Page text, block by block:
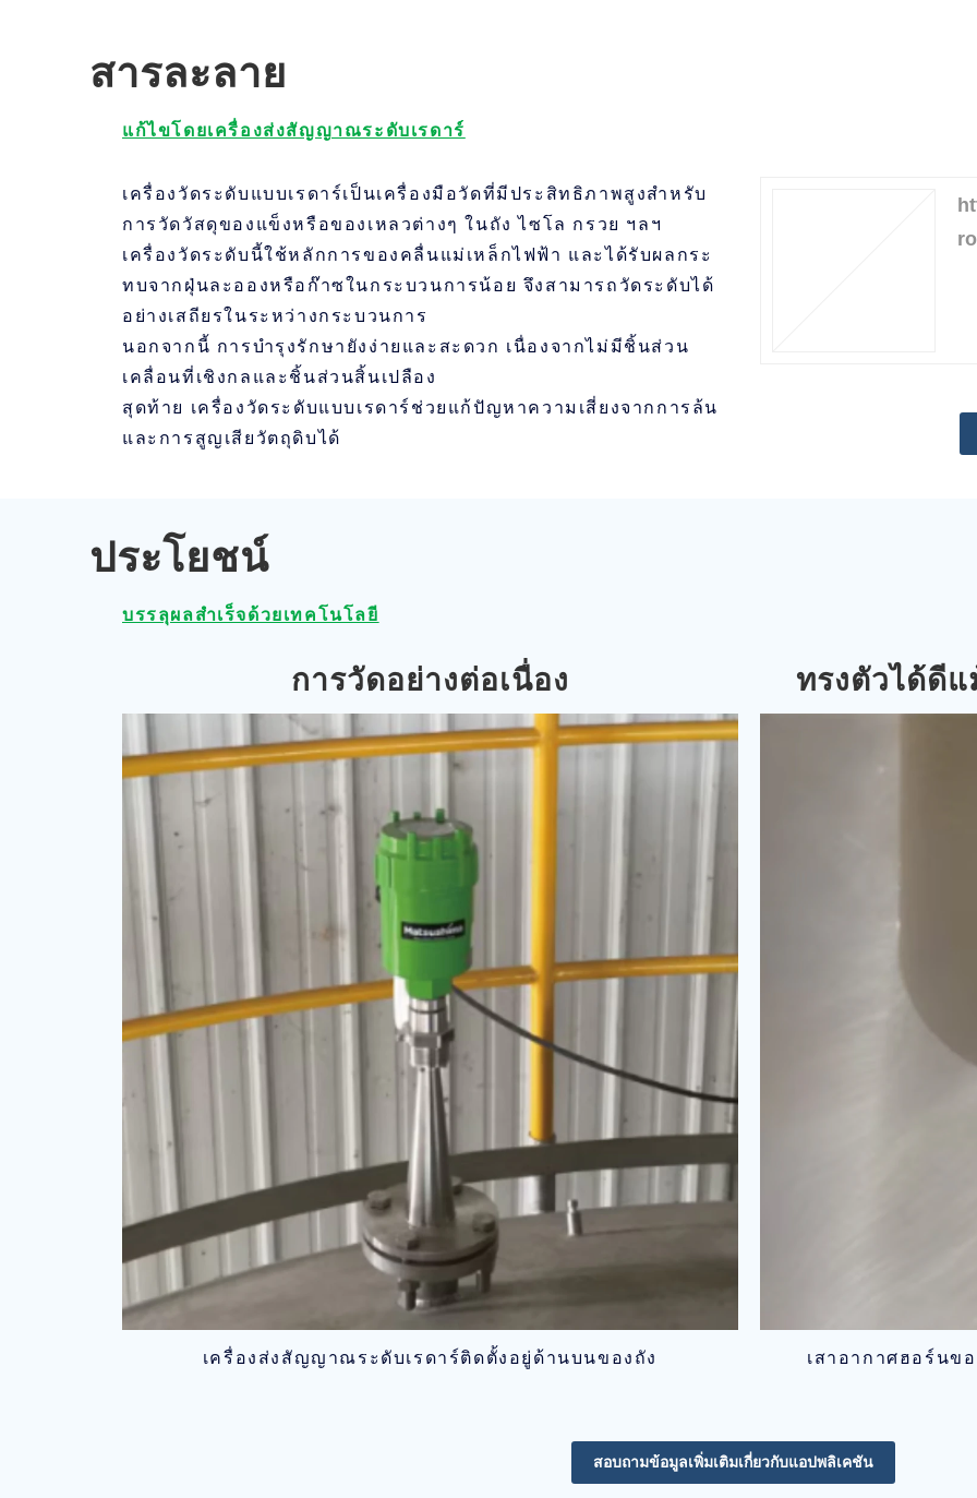
สารละลาย
แก้ไขโดยเครื่องส่งสัญญาณระดับเรดาร์
เครื่องวัดระดับแบบเรดาร์เป็นเครื่องมือวัดที่มีประสิทธิภาพสูงสำหรับ
การวัดวัสดุของแข็งหรือของเหลวต่างๆ ในถัง ไซโล กรวย ฯลฯ
เครื่องวัดระดับนี้ใช้หลักการของคลื่นแม่เหล็กไฟฟ้า และได้รับผลกระ
ทบจากฝุ่นละอองหรือก๊าซในกระบวนการน้อย จึงสามารถวัดระดับได้
อย่างเสถียรในระหว่างกระบวนการ
นอกจากนี้ การบำรุงรักษายังง่ายและสะดวก เนื่องจากไม่มีชิ้นส่วน
เคลื่อนที่เชิงกลและชิ้นส่วนสิ้นเปลือง
สุดท้าย เครื่องวัดระดับแบบเรดาร์ช่วยแก้ปัญหาความเสี่ยงจากการล้น
และการสูญเสียวัตถุดิบได้
ประโยชน์
บรรลุผลสำเร็จด้วยเทคโนโลยี
การวัดอย่างต่อเนื่อง
เครื่องส่งสัญญาณระดับเรดาร์ติดตั้งอยู่ด้านบนของถัง
ทรงตัวได้ดี
เสาอากาศฮอร์นข
สอบถามข้อมูลเพิ่มเติมเกี่ยวกับแอปพลิเคชัน